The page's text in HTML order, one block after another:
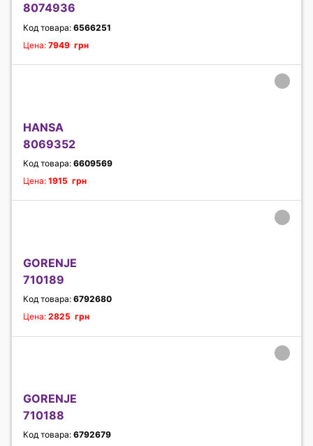
8074936
Код товара: 6566251
Цена: 7949 грн
HANSA
8069352
Код товара: 6609569
Цена: 1915 грн
GORENJE
710189
Код товара: 6792680
Цена: 2825 грн
GORENJE
710188
Код товара: 6792679